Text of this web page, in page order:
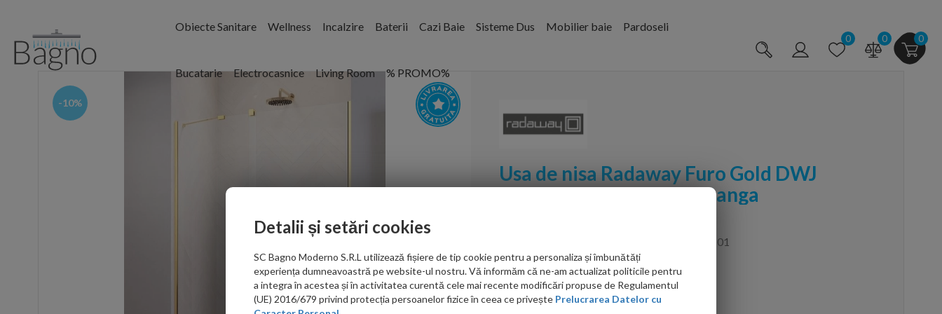
Obiecte Sanitare Wellness Incalzire Baterii Cazi Baie Sisteme Dus Mobilier baie Pardoseli
Bucatarie Electrocasnice Living Room % PROMO%
0 0 0
-10%
Usa de nisa Radaway Furo Gold DWJ
100xH200cm varianta stanga
10107522-09-01L,10110480-01-01
PRP: 4,207.00 RON
3,805.00 RON
Detalii și setări cookies
SC Bagno Moderno S.R.L utilizează fișiere de tip cookie pentru a personaliza și îmbunătăți
experiența dumneavoastră pe website-ul nostru. Vă informăm că ne-am actualizat politicile pentru
a integra în acestea și în activitatea curentă cele mai recente modificări propuse de Regulamentul
(UE) 2016/679 privind protecția persoanelor fizice în ceea ce privește Prelucrarea Datelor cu